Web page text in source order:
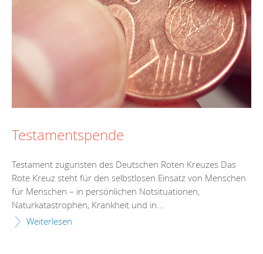
Testamentspende
Testament zugunsten des Deutschen Roten Kreuzes Das
Rote Kreuz steht für den selbstlosen Einsatz von Menschen
für Menschen – in persönlichen Notsituationen,
Naturkatastrophen, Krankheit und in...
Weiterlesen